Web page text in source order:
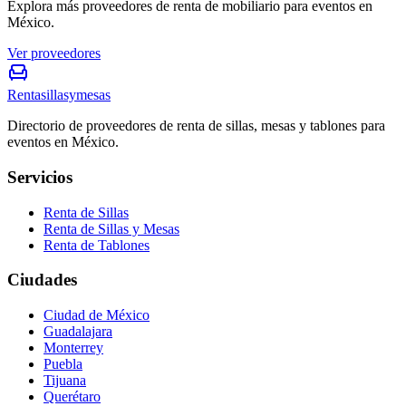
Explora más proveedores de renta de mobiliario para eventos en
México.
Ver proveedores
Rentasillasymesas
Directorio de proveedores de renta de sillas, mesas y tablones para
eventos en México.
Servicios
Renta de Sillas
Renta de Sillas y Mesas
Renta de Tablones
Ciudades
Ciudad de México
Guadalajara
Monterrey
Puebla
Tijuana
Querétaro